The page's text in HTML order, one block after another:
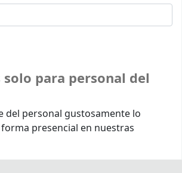
solo para personal del
del personal gustosamente lo
presencial en nuestras